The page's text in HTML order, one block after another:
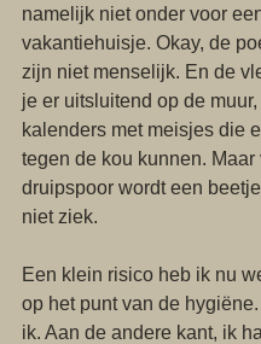
namelijk niet onder voor
vakantiehuisje. Okay, de
zijn niet menselijk. En de
je er uitsluitend op de
kalenders met meisjes die
tegen de kou kunnen. Maar
druipspoor wordt een
niet ziek.
Een klein risico heb ik nu
op het punt van de
ik. Aan de andere kant, ik